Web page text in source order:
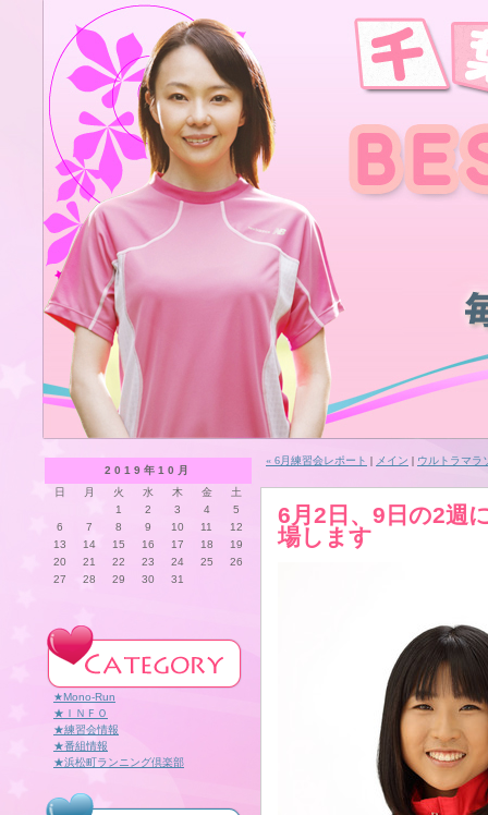
2019年10月
日
月 火 水 木 金
土
1
2 3 4
5
6
7 8 9 10 11
12
13
14 15 16 17 18
19
20
21 22 23 24 25
26
27
28 29 30 31
★Mono-Run
★ＩＮＦＯ
★練習会情報
★番組情報
★浜松町ランニング倶楽部
« 6月練習会レポート | メイン | ウルトラマラ
6月2日、9日の2週
場します